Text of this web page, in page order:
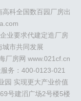
大厂 永清 三河
霸
沈阳
威海 烟台
青岛
中山 佛山
昆明 南宁 华北： 沈
柬埔寨
马来西
： 灯塔瓴科
中南高
谦迈高 咨询热线：
科全国数百园厂房出
业要求代建定造厂房
市共同发展
厂房网 www.021cf.cn
务：400-0123-021
园 实现更大产业价值
号建滔广场2号楼5楼